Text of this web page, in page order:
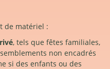
de matériel :
, tels que fêtes familiales,
non encadrés
si des enfants ou des